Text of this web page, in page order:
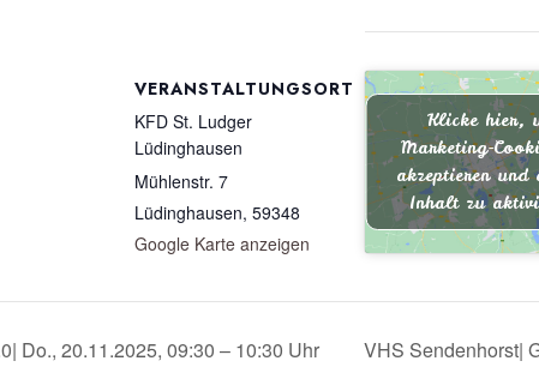
VERANSTALTUNGSORT
KFD St. Ludger
Lüdinghausen
Mühlenstr. 7
Lüdinghausen, 59348
Google Karte anzeigen
Klicke hier,
Marketing-
akzeptieren und
Inhalt zu
Do., 20.11.2025, 09:30 – 10:30 Uhr VHS Sendenhorst|